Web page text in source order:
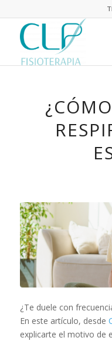
¿Te duele con
En este artículo, desde
explicarte el motivo de